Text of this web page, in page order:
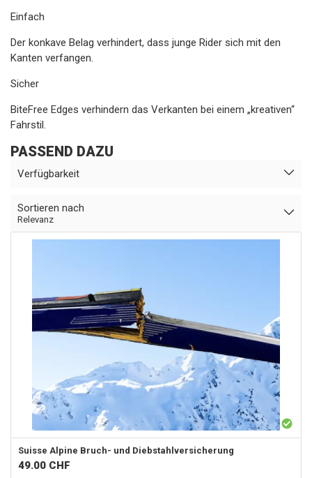
Einfach
Der konkave Belag verhindert, dass junge Rider sich mit den
Kanten verfangen.
Sicher
BiteFree Edges verhindern das Verkanten bei einem „kreativen“
Fahrstil.
PASSEND DAZU
Verfügbarkeit
Sortieren nach
Relevanz
Suisse Alpine Bruch- und Diebstahlversicherung
49.00 CHF